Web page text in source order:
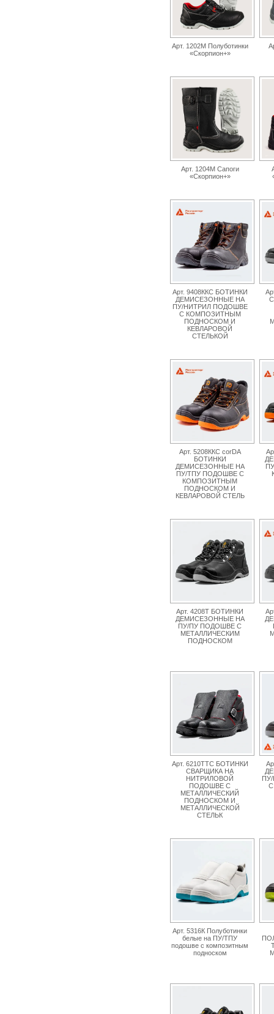
Арт. 1202М Полуботинки
«Скорпион+»
Арт. 1204М Сапоги
«Скорпион+»
Арт. 9408ККС БОТИНКИ
ДЕМИСЕЗОННЫЕ НА
ПУ/НИТРИЛ ПОДОШВЕ
С КОМПОЗИТНЫМ
ПОДНОСКОМ И
КЕВЛАРОВОЙ
СТЕЛЬКОЙ
Арт. 5208ККС corDA
БОТИНКИ
ДЕМИСЕЗОННЫЕ НА
ПУ/ТПУ ПОДОШВЕ С
КОМПОЗИТНЫМ
ПОДНОСКОМ И
КЕВЛАРОВОЙ СТЕЛЬ
Арт. 4208Т БОТИНКИ
ДЕМИСЕЗОННЫЕ НА
ПУ/ПУ ПОДОШВЕ С
МЕТАЛЛИЧЕСКИМ
ПОДНОСКОМ
Арт. 6210ТТС БОТИНКИ
СВАРЩИКА НА
НИТРИЛОВОЙ
ПОДОШВЕ С
МЕТАЛЛИЧЕСКИЙ
ПОДНОСКОМ И
МЕТАЛЛИЧЕСКОЙ
СТЕЛЬК
Арт. 5316К Полуботинки
белые на ПУ/ТПУ
подошве с композитным
подноском